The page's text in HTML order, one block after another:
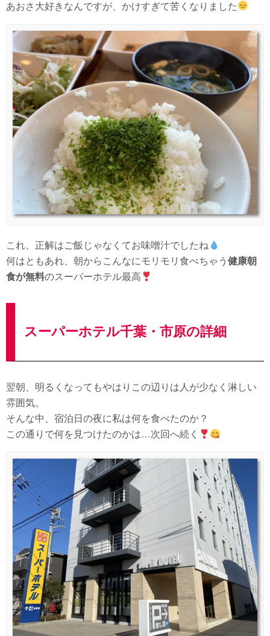
あおさ大好きなんですが、かけすぎて苦くなりました
これ、正解はご飯じゃなくてお味噌汁でしたね
何はともあれ、朝からこんなにモリモリ食べちゃう 健康朝
食が無料のスーパーホテル最高
スーパーホテル千葉・市原の詳細
翌朝、明るくなってもやはりこの辺りは人が少なく淋しい
雰囲気。
そんな中、宿泊日の夜に私は何を食べたのか？
この通りで何を見つけたのかは…次回へ続く